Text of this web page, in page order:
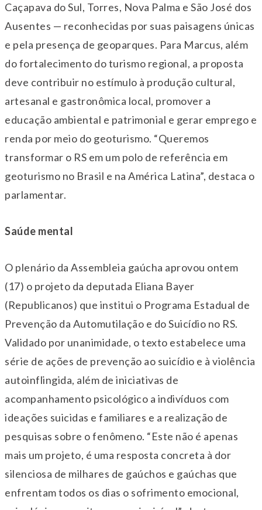
Caçapava do Sul, Torres, Nova Palma e São José dos
Ausentes — reconhecidas por suas paisagens únicas
e pela presença de geoparques. Para Marcus, além
do fortalecimento do turismo regional, a proposta
deve contribuir no estímulo à produção cultural,
artesanal e gastronômica local, promover a
educação ambiental e patrimonial e gerar emprego e
renda por meio do geoturismo. “Queremos
transformar o RS em um polo de referência em
geoturismo no Brasil e na América Latina”, destaca o
parlamentar.
Saúde mental
O plenário da Assembleia gaúcha aprovou ontem
(17) o projeto da deputada Eliana Bayer
(Republicanos) que institui o Programa Estadual de
Prevenção da Automutilação e do Suicídio no RS.
Validado por unanimidade, o texto estabelece uma
série de ações de prevenção ao suicídio e à violência
autoinflingida, além de iniciativas de
acompanhamento psicológico a indivíduos com
ideações suicidas e familiares e a realização de
pesquisas sobre o fenômeno. “Este não é apenas
mais um projeto, é uma resposta concreta à dor
silenciosa de milhares de gaúchos e gaúchas que
enfrentam todos os dias o sofrimento emocional,